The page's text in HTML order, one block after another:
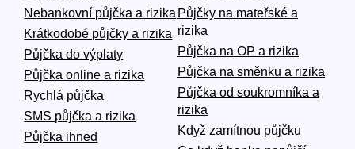
Nebankovní půjčka a rizika
Krátkodobé půjčky a rizika
Půjčka do výplaty
Půjčka online a rizika
Rychlá půjčka
SMS půjčka a rizika
Půjčka ihned
Půjčky na mateřské a
rizika
Půjčka na OP a rizika
Půjčka na směnku a rizika
Půjčka od soukromníka a
rizika
Když zamítnou půjčku